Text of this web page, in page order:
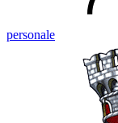
personale